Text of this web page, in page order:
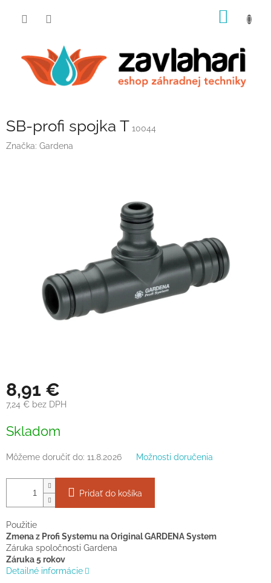
SB-profi spojka T 10044
Značka: Gardena
8,91 €
7,24 € bez DPH
cena:
Skladom
Môžeme doručiť do: 11.8.2026 Možnosti doručenia
Pridať do košíka
Použitie
Zmena z Profi Systemu na Original GARDENA System
Záruka spoločnosti Gardena
Záruka 5 rokov
Detailné informácie